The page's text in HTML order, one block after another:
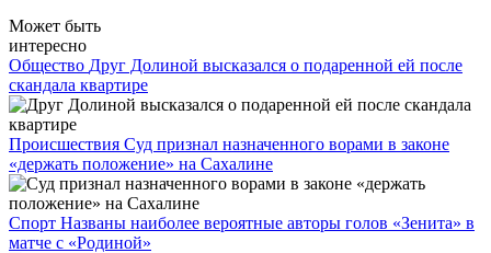
Может быть
интересно
Общество Друг Долиной высказался о подаренной ей после
скандала квартире
Происшествия Суд признал назначенного ворами в законе
«держать положение» на Сахалине
Спорт Названы наиболее вероятные авторы голов «Зенита» в
матче с «Родиной»